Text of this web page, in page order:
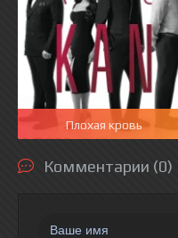
Плохая кровь
Комментарии (0)